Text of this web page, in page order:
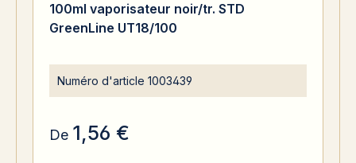
100ml vaporisateur noir/tr. STD
GreenLine UT18/100
Numéro d'article 1003439
De 1,56 €